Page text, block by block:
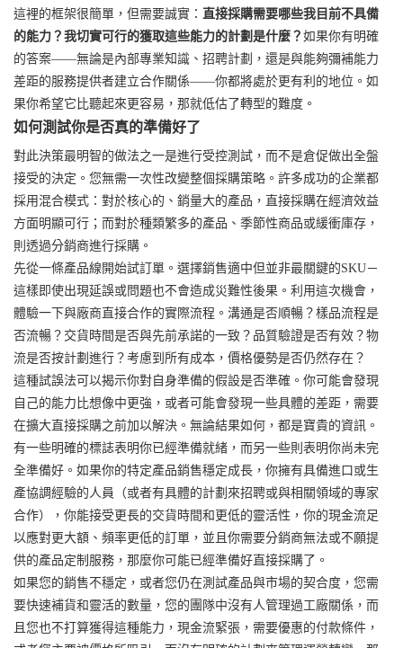
這裡的框架很簡單，但需要誠實： 直接採購需要哪些我目前不具備
的能力？我切實可行的獲取這些能力的計劃是什麼？如果你有明確
的答案——無論是內部專業知識、招聘計劃，還是與能夠彌補能力
差距的服務提供者建立合作關係——你都將處於更有利的地位。如
果你希望它比聽起來更容易，那就低估了轉型的難度。
如何測試你是否真的準備好了
對此決策最明智的做法之一是進行受控測試，而不是倉促做出全盤
接受的決定。您無需一次性改變整個採購策略。許多成功的企業都
採用混合模式：對於核心的、銷量大的產品，直接採購在經濟效益
方面明顯可行；而對於種類繁多的產品、季節性商品或緩衝庫存，
則透過分銷商進行採購。
先從一條產品線開始試訂單。選擇銷售適中但並非最關鍵的SKU－
這樣即使出現延誤或問題也不會造成災難性後果。利用這次機會，
體驗一下與廠商直接合作的實際流程。溝通是否順暢？樣品流程是
否流暢？交貨時間是否與先前承諾的一致？品質驗證是否有效？物
流是否按計劃進行？考慮到所有成本，價格優勢是否仍然存在？
這種試誤法可以揭示你對自身準備的假設是否準確。你可能會發現
自己的能力比想像中更強，或者可能會發現一些具體的差距，需要
在擴大直接採購之前加以解決。無論結果如何，都是寶貴的資訊。
有一些明確的標誌表明你已經準備就緒，而另一些則表明你尚未完
全準備好。如果你的特定產品銷售穩定成長，你擁有具備進口或生
產協調經驗的人員（或者有具體的計劃來招聘或與相關領域的專家
合作），你能接受更長的交貨時間和更低的靈活性，你的現金流足
以應對更大額、頻率更低的訂單，並且你需要分銷商無法或不願提
供的產品定制服務，那麼你可能已經準備好直接採購了。
如果您的銷售不穩定，或者您仍在測試產品與市場的契合度，您需
要快速補貨和靈活的數量，您的團隊中沒有人管理過工廠關係，而
且您也不打算獲得這種能力，現金流緊張，需要優惠的付款條件，